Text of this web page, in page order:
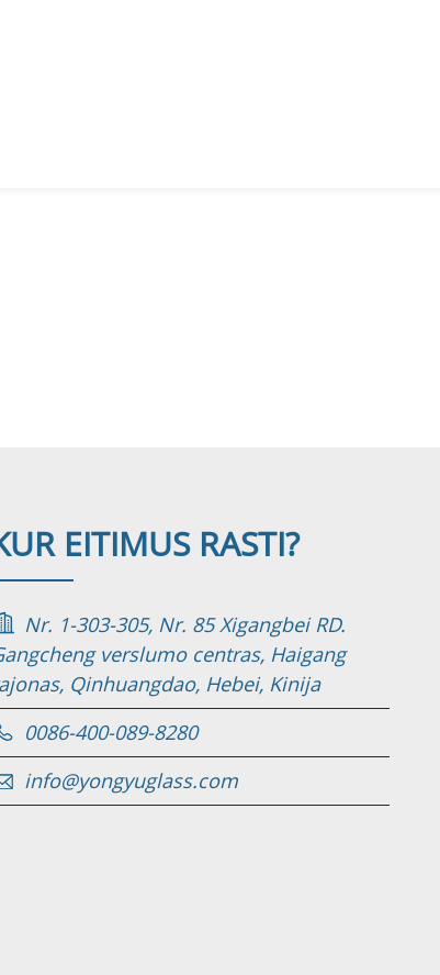
EITIMUS RASTI?
Nr. 1-303-305, Nr. 85 Xigangbei RD.
verslumo centras, Haigang
Qinhuangdao, Hebei, Kinija
0086-400-089-8280
info@yongyuglass.com